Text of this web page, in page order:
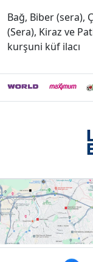
Bağ, Biber (sera),
(Sera), Kiraz ve
kurşuni küf ilacı